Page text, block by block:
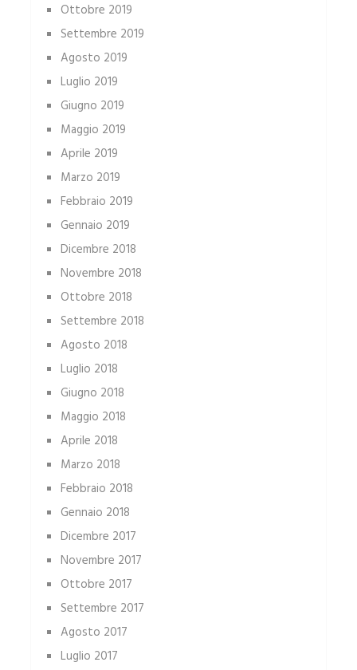
Ottobre 2019
Settembre 2019
Agosto 2019
Luglio 2019
Giugno 2019
Maggio 2019
Aprile 2019
Marzo 2019
Febbraio 2019
Gennaio 2019
Dicembre 2018
Novembre 2018
Ottobre 2018
Settembre 2018
Agosto 2018
Luglio 2018
Giugno 2018
Maggio 2018
Aprile 2018
Marzo 2018
Febbraio 2018
Gennaio 2018
Dicembre 2017
Novembre 2017
Ottobre 2017
Settembre 2017
Agosto 2017
Luglio 2017